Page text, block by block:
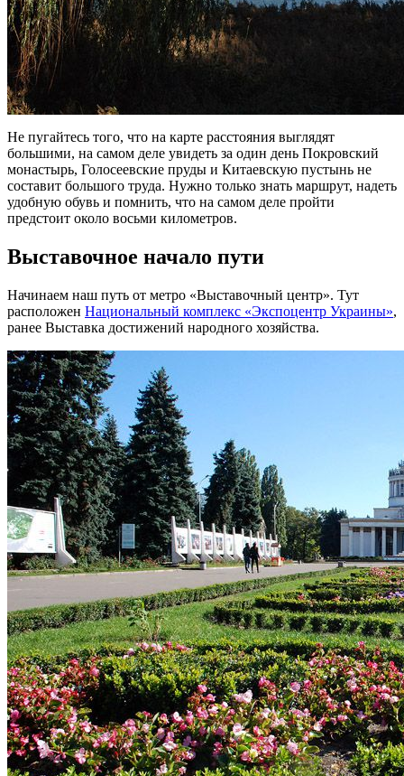
Не пугайтесь того, что на карте расстояния выглядят
большими, на самом деле увидеть за один день Покровский
монастырь, Голосеевские пруды и Китаевскую пустынь не
составит большого труда. Нужно только знать маршрут, надеть
удобную обувь и помнить, что на самом деле пройти
предстоит около восьми километров.
Выставочное начало пути
Начинаем наш путь от метро «Выставочный центр». Тут
расположен Национальный комплекс «Экспоцентр Украины»,
ранее Выставка достижений народного хозяйства.